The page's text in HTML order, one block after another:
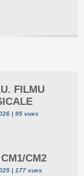
FILMU
| 95 vues
CM2
| 177 vues